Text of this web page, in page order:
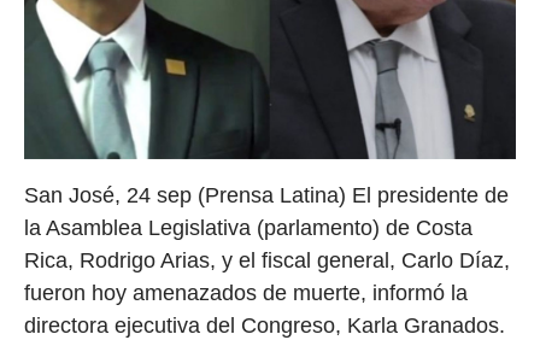
San José, 24 sep (Prensa Latina) El presidente de
la Asamblea Legislativa (parlamento) de Costa
Rica, Rodrigo Arias, y el fiscal general, Carlo Díaz,
fueron hoy amenazados de muerte, informó la
directora ejecutiva del Congreso, Karla Granados.